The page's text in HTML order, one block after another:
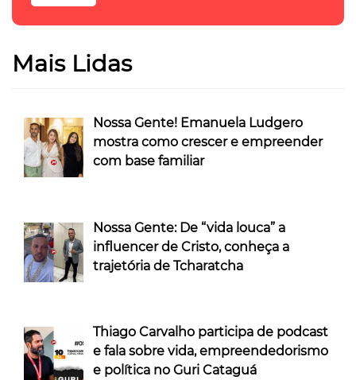
Mais Lidas
Nossa Gente! Emanuela Ludgero
mostra como crescer e empreender
com base familiar
Nossa Gente: De “vida louca” a
influencer de Cristo, conheça a
trajetória de Tcharatcha
Thiago Carvalho participa de podcast
e fala sobre vida, empreendedorismo
e política no Guri Cataguá